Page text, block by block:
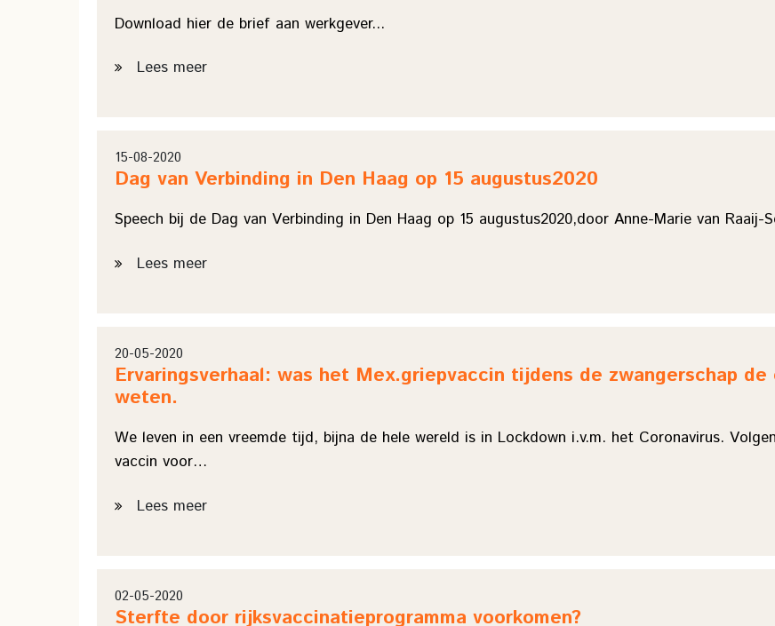
Download hier de brief aan werkgever...
Lees meer
15-08-2020
Dag van Verbinding in Den Haag op 15 augustus2020
Speech bij de Dag van Verbinding in Den Haag op 15 augustus2020,door Anne-Marie van Raaij-
Lees meer
20-05-2020
Ervaringsverhaal: was het Mex.griepvaccin tijdens de zwangerschap
weten.
We leven in een vreemde tijd, bijna de hele wereld is in Lockdown i.v.m. het Coronavirus.
vaccin voor…
Lees meer
02-05-2020
Sterfte door rijksvaccinatieprogramma voorkomen?